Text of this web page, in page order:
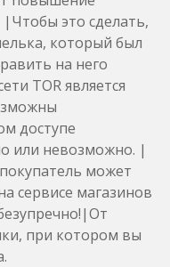
|Чтобы это сделать,
который был
на него
TOR является
доступе
или невозможно. |
может
сервисе магазинов
при котором вы